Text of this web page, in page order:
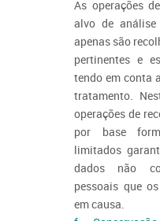
As operações
alvo de
apenas são
pertinentes e
tendo em conta
tratamento.
operações de
por base
limitados
dados não
pessoais que
em causa.